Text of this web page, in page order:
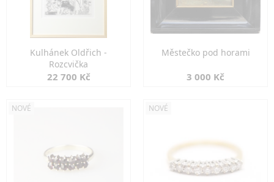
Kulhánek Oldřich -
Rozcvička
22 700 Kč
Městečko pod horami
3 000 Kč
NOVÉ NOVÉ